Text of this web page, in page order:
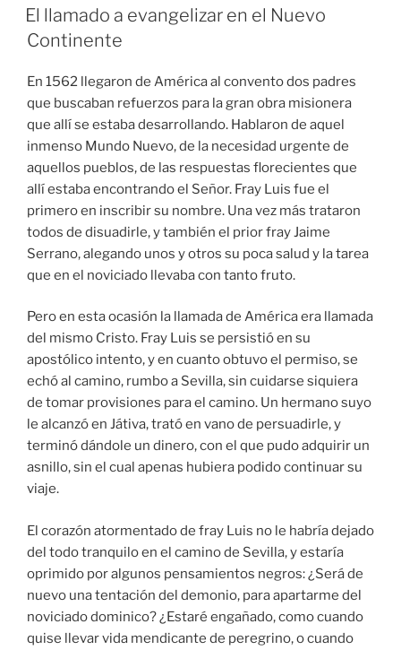
EL
El llamado a evangelizar en el Nuevo
Continente
En 1562 llegaron de América al convento dos padres
que buscaban refuerzos para la gran obra misionera
que allí se estaba desarrollando. Hablaron de aquel
inmenso Mundo Nuevo, de la necesidad urgente de
aquellos pueblos, de las respuestas florecientes que
allí estaba encontrando el Señor. Fray Luis fue el
primero en inscribir su nombre. Una vez más trataron
todos de disuadirle, y también el prior fray Jaime
Serrano, alegando unos y otros su poca salud y la tarea
que en el noviciado llevaba con tanto fruto.
Pero en esta ocasión la llamada de América era llamada
del mismo Cristo. Fray Luis se persistió en su
apostólico intento, y en cuanto obtuvo el permiso, se
echó al camino, rumbo a Sevilla, sin cuidarse siquiera
de tomar provisiones para el camino. Un hermano suyo
le alcanzó en Játiva, trató en vano de persuadirle, y
terminó dándole un dinero, con el que pudo adquirir un
asnillo, sin el cual apenas hubiera podido continuar su
viaje.
El corazón atormentado de fray Luis no le habría dejado
del todo tranquilo en el camino de Sevilla, y estaría
oprimido por algunos pensamientos negros: ¿Será de
nuevo una tentación del demonio, para apartarme del
noviciado dominico? ¿Estaré engañado, como cuando
quise llevar vida mendicante de peregrino, o cuando